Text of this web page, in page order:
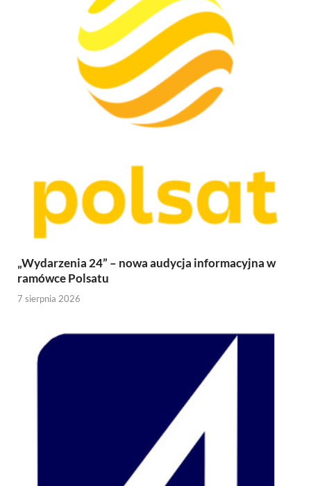
„Wydarzenia 24” – nowa audycja informacyjna w
ramówce Polsatu
7 sierpnia 2026